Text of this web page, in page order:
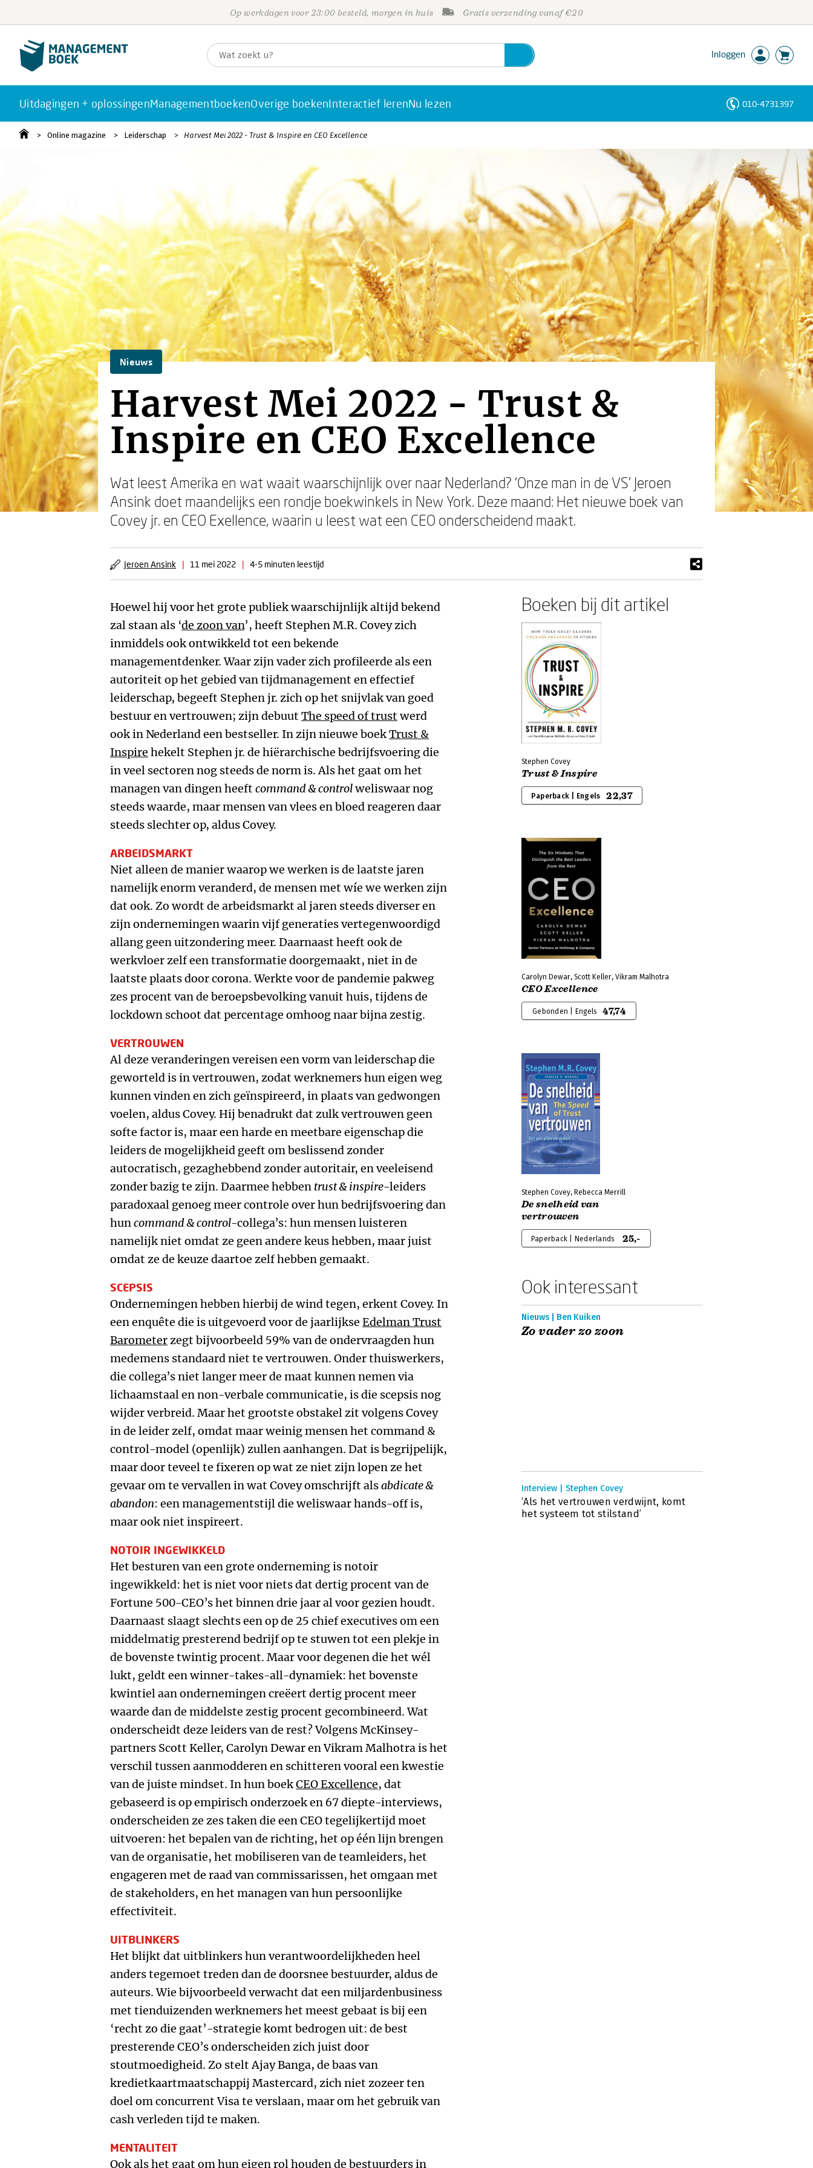
Op werkdagen voor 23:00 besteld, morgen in huis Gratis verzending vanaf €20
Inloggen
Uitdagingen + oplossingenManagementboekenOverige boekenInteractief lerenNu lezen 010-4731397
Online magazine Leiderschap Harvest Mei 2022 - Trust & Inspire en CEO Excellence
Nieuws
Harvest Mei 2022 - Trust &
Inspire en CEO Excellence
Wat leest Amerika en wat waait waarschijnlijk over naar Nederland? ‘Onze man in de VS’ Jeroen
Ansink doet maandelijks een rondje boekwinkels in New York. Deze maand: Het nieuwe boek van
Covey jr. en CEO Exellence, waarin u leest wat een CEO onderscheidend maakt.
Jeroen Ansink | 11 mei 2022 | 4-5 minuten leestijd
Hoewel hij voor het grote publiek waarschijnlijk altijd bekend
zal staan als ‘de zoon van’, heeft Stephen M.R. Covey zich
inmiddels ook ontwikkeld tot een bekende
managementdenker. Waar zijn vader zich profileerde als een
autoriteit op het gebied van tijdmanagement en effectief
leiderschap, begeeft Stephen jr. zich op het snijvlak van goed
bestuur en vertrouwen; zijn debuut The speed of trust werd
ook in Nederland een bestseller. In zijn nieuwe boekTrust &
Inspire hekelt Stephen jr. de hiërarchische bedrijfsvoering die
in veel sectoren nog steeds de norm is. Als het gaat om het
managen van dingen heeft command & controlweliswaar nog
steeds waarde, maar mensen van vlees en bloed reageren daar
steeds slechter op, aldus Covey.
ARBEIDSMARKT
Niet alleen de manier waarop we werken is de laatste jaren
namelijk enorm veranderd, de mensen met wíe we werken zijn
dat ook. Zo wordt de arbeidsmarkt al jaren steeds diverser en
zijn ondernemingen waarin vijf generaties vertegenwoordigd
allang geen uitzondering meer. Daarnaast heeft ook de
werkvloer zelf een transformatie doorgemaakt, niet in de
laatste plaats door corona. Werkte voor de pandemie pakweg
zes procent van de beroepsbevolking vanuit huis, tijdens de
lockdown schoot dat percentage omhoog naar bijna zestig.
VERTROUWEN
Al deze veranderingen vereisen een vorm van leiderschap die
geworteld is in vertrouwen, zodat werknemers hun eigen weg
kunnen vinden en zich geïnspireerd, in plaats van gedwongen
voelen, aldus Covey. Hij benadrukt dat zulk vertrouwen geen
softe factor is, maar een harde en meetbare eigenschap die
leiders de mogelijkheid geeft om beslissend zonder
autocratisch, gezaghebbend zonder autoritair, en veeleisend
zonder bazig te zijn. Daarmee hebben trust & inspire-leiders
paradoxaal genoeg meer controle over hun bedrijfsvoering dan
huncommand & control-collega’s: hun mensen luisteren
namelijk niet omdat ze geen andere keus hebben, maar juist
omdat ze de keuze daartoe zelf hebben gemaakt.
SCEPSIS
Ondernemingen hebben hierbij de wind tegen, erkent Covey. In
een enquête die is uitgevoerd voor de jaarlijkse Edelman Trust
Barometerzegt bijvoorbeeld 59% van de ondervraagden hun
medemens standaard niet te vertrouwen. Onder thuiswerkers,
die collega’s niet langer meer de maat kunnen nemen via
lichaamstaal en non-verbale communicatie, is die scepsis nog
wijder verbreid. Maar het grootste obstakel zit volgens Covey
in de leider zelf, omdat maar weinig mensen het command &
control-model (openlijk) zullen aanhangen. Dat is begrijpelijk,
maar door teveel te fixeren op wat ze niet zijn lopen ze het
gevaar om te vervallen in wat Covey omschrijft alsabdicate &
abandon: een managementstijl die weliswaar hands-off is,
maar ook niet inspireert.
NOTOIR INGEWIKKELD
Het besturen van een grote onderneming is notoir
ingewikkeld: het is niet voor niets dat dertig procent van de
Fortune 500-CEO’s het binnen drie jaar al voor gezien houdt.
Daarnaast slaagt slechts een op de 25 chief executives om een
middelmatig presterend bedrijf op te stuwen tot een plekje in
de bovenste twintig procent. Maar voor degenen die het wél
lukt, geldt een winner-takes-all-dynamiek: het bovenste
kwintiel aan ondernemingen creëert dertig procent meer
waarde dan de middelste zestig procent gecombineerd. Wat
onderscheidt deze leiders van de rest? Volgens McKinsey-
partners Scott Keller, Carolyn Dewar en Vikram Malhotra is het
verschil tussen aanmodderen en schitteren vooral een kwestie
van de juiste mindset. In hun boekCEO Excellence, dat
gebaseerd is op empirisch onderzoek en 67 diepte-interviews,
onderscheiden ze zes taken die een CEO tegelijkertijd moet
uitvoeren: het bepalen van de richting, het op één lijn brengen
van de organisatie, het mobiliseren van de teamleiders, het
engageren met de raad van commissarissen, het omgaan met
de stakeholders, en het managen van hun persoonlijke
effectiviteit.
UITBLINKERS
Het blijkt dat uitblinkers hun verantwoordelijkheden heel
anders tegemoet treden dan de doorsnee bestuurder, aldus de
auteurs. Wie bijvoorbeeld verwacht dat een miljardenbusiness
met tienduizenden werknemers het meest gebaat is bij een
‘recht zo die gaat’-strategie komt bedrogen uit: de best
presterende CEO’s onderscheiden zich juist door
stoutmoedigheid. Zo stelt Ajay Banga, de baas van
kredietkaartmaatschappij Mastercard, zich niet zozeer ten
doel om concurrent Visa te verslaan, maar om het gebruik van
cash verleden tijd te maken.
MENTALITEIT
Ook als het gaat om hun eigen rol houden de bestuurders in
Boeken bij dit artikel
Stephen Covey
Trust & Inspire
Paperback | Engels 22,37
Carolyn Dewar, Scott Keller, Vikram Malhotra
CEO Excellence
Gebonden | Engels 47,74
Stephen Covey, Rebecca Merrill
De snelheid van
vertrouwen
Paperback | Nederlands 25,-
Ook interessant
Nieuws | Ben Kuiken
Zo vader zo zoon
Interview | Stephen Covey
‘Als het vertrouwen verdwijnt, komt
het systeem tot stilstand’
Personen